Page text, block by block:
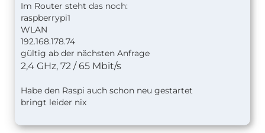
Im Router steht das noch:
raspberrypi1
WLAN
192.168.178.74
gültig ab der nächsten Anfrage
2,4 GHz, 72 / 65 Mbit/s
Habe den Raspi auch schon neu gestartet
bringt leider nix